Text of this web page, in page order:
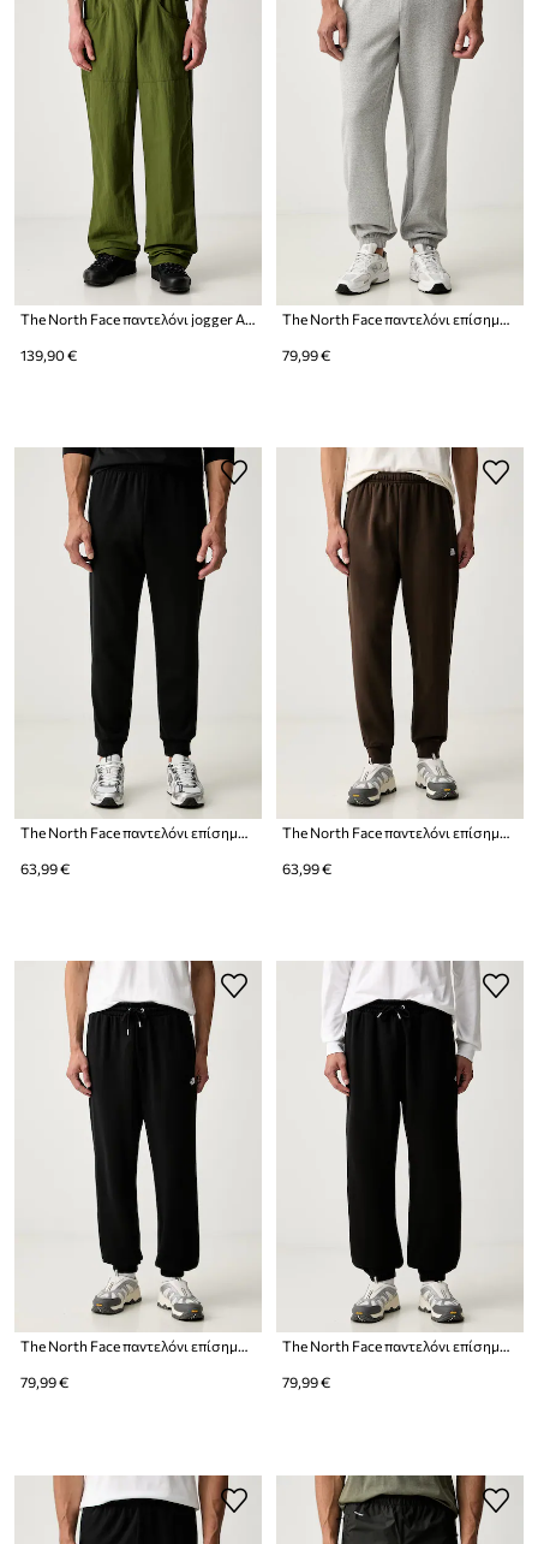
139,90 € 79,99 €
The North Face παντελόνι επίσημο ανδρικό με βαμβάκι Evolution
63,99 €
The North Face παντελόνι επίσημο ανδρικό με βαμβάκι Evolution
63,99 €
The North Face παντελόνι επίσημο ανδρικό με βαμβάκι Essential
79,99 €
The North Face παντελόνι επίσημο ανδρικό με βαμβάκι Essential
79,99 €